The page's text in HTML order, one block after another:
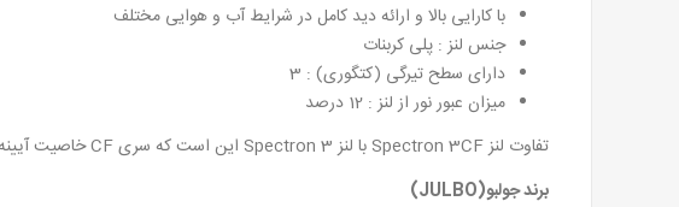
با کارایی بالا و ارائه دید کامل در شرایط آب و هوایی مختلف
جنس لنز : پلی کربنات
دارای سطح تیرگی (کتگوری) : 3
میزان عبور نور از لنز : 12 درصد
تفاوت لنز Spectron 3CF با لنز Spectron 3 این است که سری CF خاصیت آیینه ای دارند و رنگها جدابتری برای آنها انتخاب شده است.
برند جولبو(JULBO)